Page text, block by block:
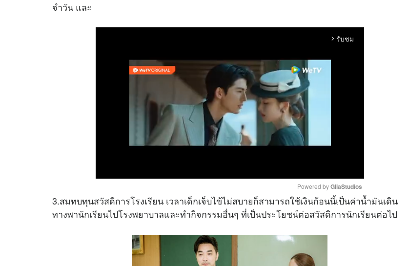
จําวัน และ
arrow_forward_ios รับชม
M
Powered by GliaStudios
3.สมทบทุนสวัสดิการโรงเรียน เวลาเด็กเจ็บไข้ไม่สบายก็สามารถใช้เงินก้อนนี้เป็นค่าน้ำมันเดิน
ทางพานักเรียนไปโรงพยาบาลและทำกิจกรรมอื่นๆ ที่เป็นประโยชน์ต่อสวัสดิการนักเรียนต่อไป